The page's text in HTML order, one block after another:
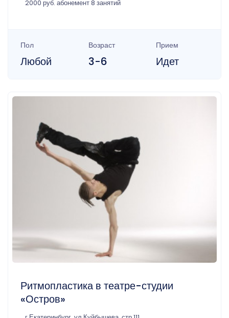
2000 руб. абонемент 8 занятий
Пол
Любой
Возраст
3-6
Прием
Идет
Ритмопластика в театре-студии
«Остров»